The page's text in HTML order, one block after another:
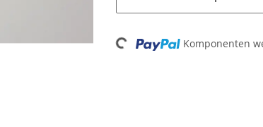
Loading... Komponenten